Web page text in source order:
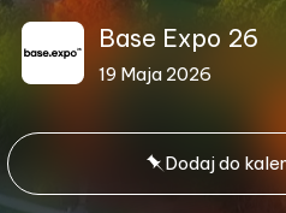
Base Expo 26
19 Maja 2026
Dodaj do